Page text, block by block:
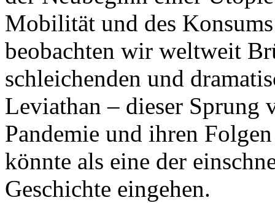
Mobilität und des
beobachten wir weltweit
schleichenden und
Leviathan – dieser Sprung
Pandemie und ihren
könnte als eine der
Geschichte eingehen.